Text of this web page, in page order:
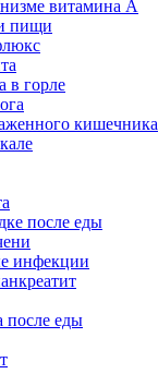
витамина А
пищи
в горле
кишечника
после еды
инфекции
после еды